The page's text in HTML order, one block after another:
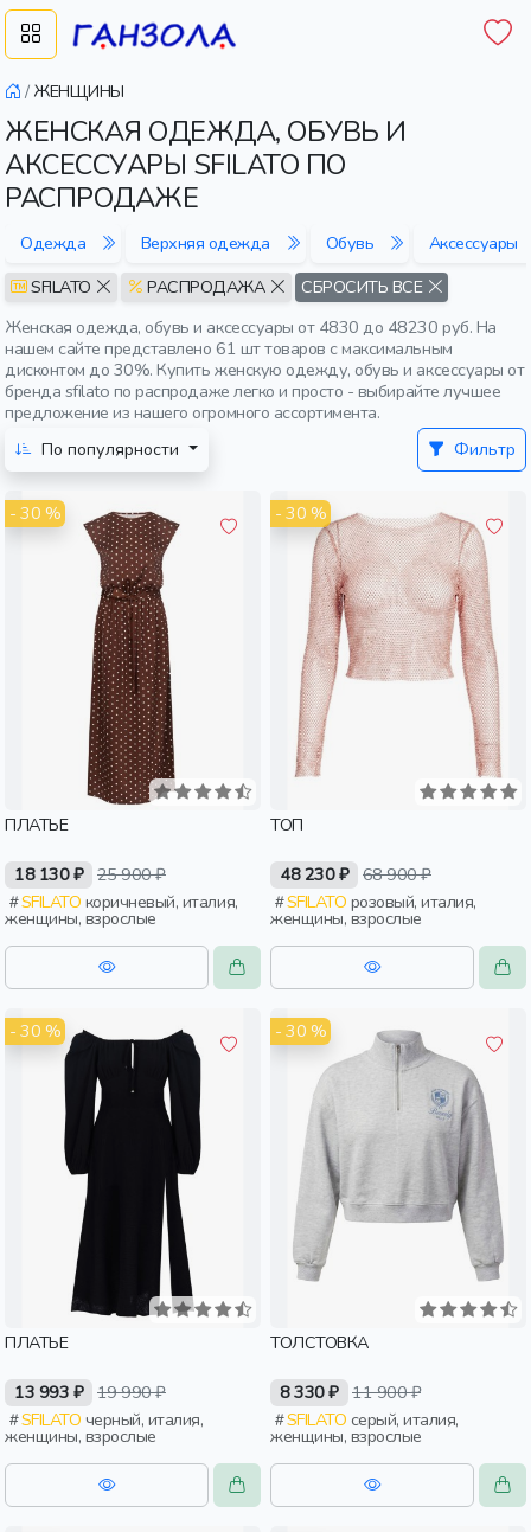
/ ЖЕНЩИНЫ
ЖЕНСКАЯ ОДЕЖДА, ОБУВЬ И
АКСЕССУАРЫ SFILATO ПО
РАСПРОДАЖЕ
Одежда Верхняя одежда Обувь
Аксессуары
SFILATO
РАСПРОДАЖА
СБРОСИТЬ ВСЕ
Женская одежда, обувь и аксессуары от 4830 до 48230 руб. На
нашем сайте представлено 61 шт товаров с максимальным
дисконтом до 30%. Купить женскую одежду, обувь и аксессуары от
бренда sfilato по распродаже легко и просто - выбирайте лучшее
предложение из нашего огромного ассортимента.
По популярности
Фильтр
- 30 %
ПЛАТЬЕ
18 130 ₽ 25 900 ₽
SFILATO
женщины, взрослые
- 30 %
ТОП
48 230 ₽ 68 900 ₽
SFILATO
женщины, взрослые
- 30 %
ПЛАТЬЕ
13 993 ₽ 19 990 ₽
SFILATO
женщины, взрослые
- 30 %
ТОЛСТОВКА
8 330 ₽ 11 900 ₽
SFILATO
женщины, взрослые